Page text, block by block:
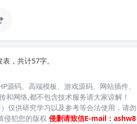
，共计57字。
源码、高端模板、游戏源码、网站插件、
网络,都不包含技术服务请大家谅解！
仅供研究学习以及参考等合法使用，请勿
侵犯您的版权 侵删请致信E-mail：ashw8